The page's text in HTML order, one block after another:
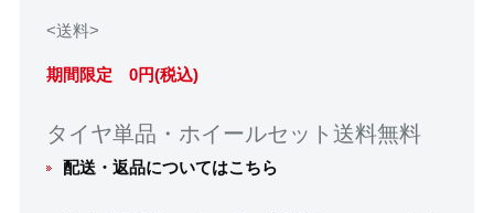
<送料>
期間限定 0円(税込)
タイヤ単品・ホイールセット送料無料
配送・返品についてはこちら